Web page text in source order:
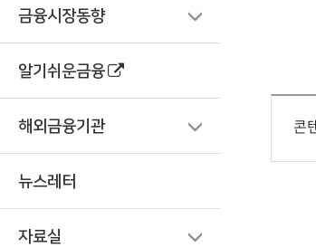
금융시장동향
알기쉬운금융
해외금융기관
뉴스레터
자료실
콘